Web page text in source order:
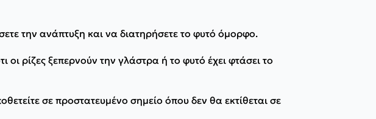
την ανάπτυξη και να διατηρήσετε το φυτό όμορφο.
ρίζες ξεπερνούν την γλάστρα ή το φυτό έχει φτάσει το
σε προστατευμένο σημείο όπου δεν θα εκτίθεται σε